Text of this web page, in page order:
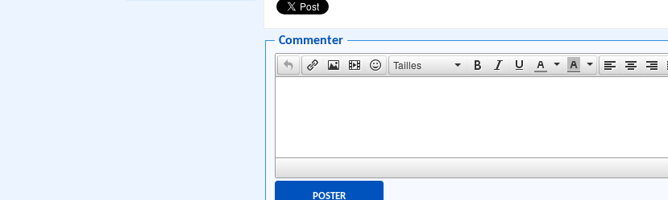
Commenter
Tailles